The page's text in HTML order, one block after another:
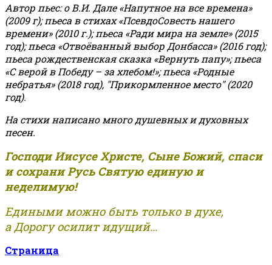
Автор пьес: о В.И. Дале «Напутное на все времена»
(2009 г); пьеса в стихах «ПсевдоСовесть нашего
времени» (2010 г.); пьеса «Ради мира на земле» (2015
год); пьеса «Отвоёванный выбор Донбасса» (2016 год);
пьеса рождественская сказка «Вернуть папу»; пьеса
«С верой в Победу – за хлебом!»;пьеса «Родные
небратья» (2018 год), "Прикормленное место" (2020
год).
На стихи написано много душевных и духовных
песен.
Господи Иисусе Христе, Сыне Божий, спаси
и сохрани Русь Святую единую и
неделимую!
Едиными можно быть только в духе,
а Дорогу осилит идущий...
Страница